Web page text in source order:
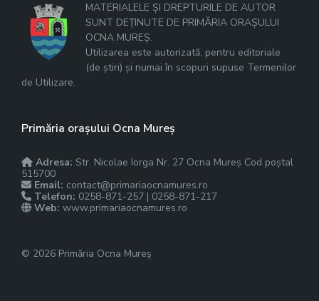
MATERIALELE ȘI DREPTURILE DE AUTOR
SUNT DEȚINUTE DE PRIMĂRIA ORAȘULUI
OCNA MUREȘ.
Utilizarea este autorizată, pentru editoriale
(de știri) și numai în scopuri supuse Termenilor
de Utilizare.
Primăria orașului Ocna Mureș
Adresa: Str. Nicolae Iorga Nr. 27 Ocna Mureș Cod poștal
515700
Email: contact@primariaocnamures.ro
Telefon: 0258-871-257 | 0258-871-217
Web: www.primariaocnamures.ro
© 2026 Primăria Ocna Mureș